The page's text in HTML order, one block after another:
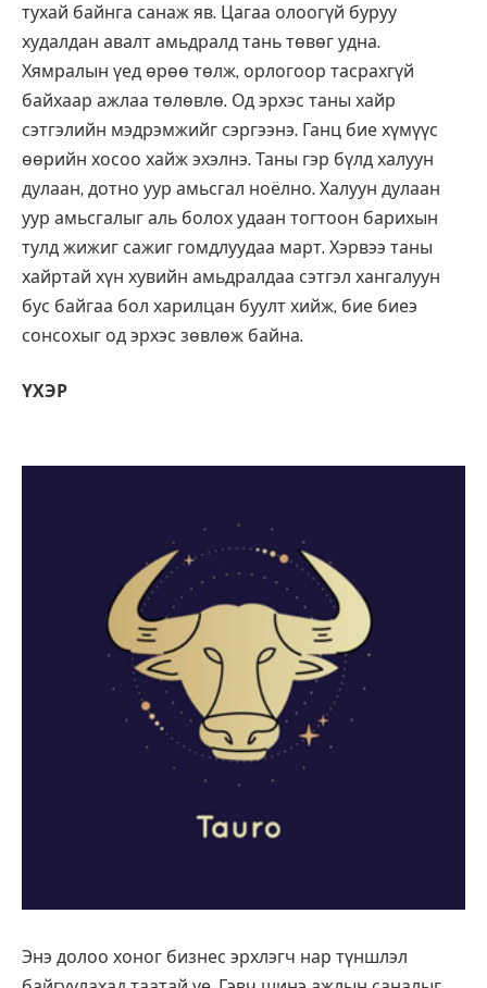
тухай байнга санаж яв. Цагаа олоогүй буруу
худалдан авалт амьдралд тань төвөг удна.
Хямралын үед өрөө төлж, орлогоор тасрахгүй
байхаар ажлаа төлөвлө. Од эрхэс таны хайр
сэтгэлийн мэдрэмжийг сэргээнэ. Ганц бие хүмүүс
өөрийн хосоо хайж эхэлнэ. Таны гэр бүлд халуун
дулаан, дотно уур амьсгал ноёлно. Халуун дулаан
уур амьсгалыг аль болох удаан тогтоон барихын
тулд жижиг сажиг гомдлуудаа март. Хэрвээ таны
хайртай хүн хувийн амьдралдаа сэтгэл хангалуун
бус байгаа бол харилцан буулт хийж, бие биеэ
сонсохыг од эрхэс зөвлөж байна.
ҮХЭР
Энэ долоо хоног бизнес эрхлэгч нар түншлэл